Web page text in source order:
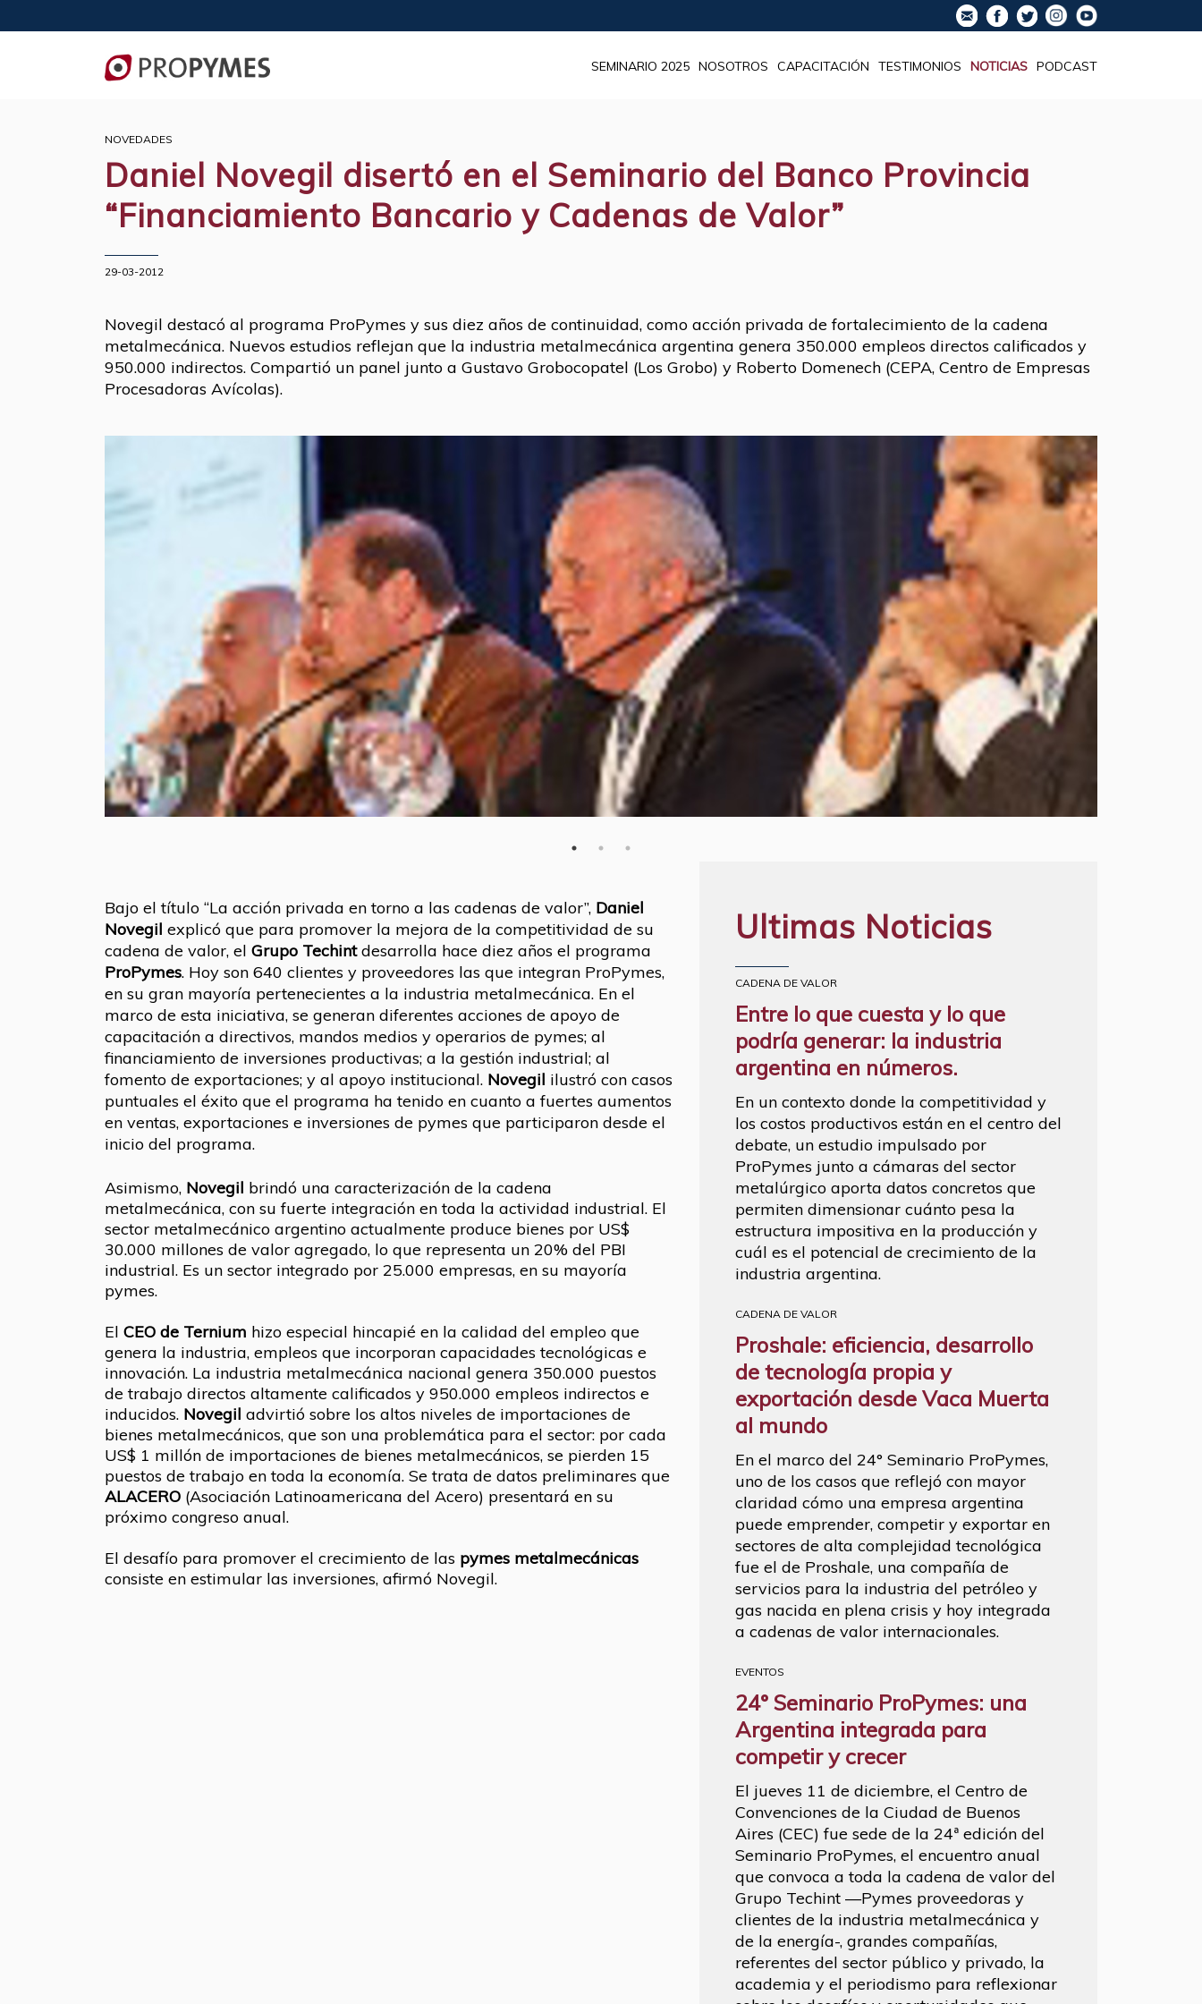
SEMINARIO 2025 NOSOTROS CAPACITACIÓN TESTIMONIOS NOTICIAS PODCAST
NOVEDADES
Daniel Novegil disertó en el Seminario del Banco Provincia
“Financiamiento Bancario y Cadenas de Valor”
29-03-2012
Novegil destacó al programa ProPymes y sus diez años de continuidad, como acción privada de fortalecimiento de la cadena
metalmecánica. Nuevos estudios reflejan que la industria metalmecánica argentina genera 350.000 empleos directos calificados y
950.000 indirectos. Compartió un panel junto a Gustavo Grobocopatel (Los Grobo) y Roberto Domenech (CEPA, Centro de Empresas
Procesadoras Avícolas).
Bajo el título “La acción privada en torno a las cadenas de valor”, Daniel
Novegil explicó que para promover la mejora de la competitividad de su
cadena de valor, el Grupo Techintdesarrolla hace diez años el programa
ProPymes. Hoy son 640 clientes y proveedores las que integran ProPymes,
en su gran mayoría pertenecientes a la industria metalmecánica. En el
marco de esta iniciativa, se generan diferentes acciones de apoyo de
capacitación a directivos, mandos medios y operarios de pymes; al
financiamiento de inversiones productivas; a la gestión industrial; al
fomento de exportaciones; y al apoyo institucional. Novegil ilustró con casos
puntuales el éxito que el programa ha tenido en cuanto a fuertes aumentos
en ventas, exportaciones e inversiones de pymes que participaron desde el
inicio del programa.
Asimismo, Novegil brindó una caracterización de la cadena
metalmecánica, con su fuerte integración en toda la actividad industrial. El
sector metalmecánico argentino actualmente produce bienes por US$
30.000 millones de valor agregado, lo que representa un 20% del PBI
industrial. Es un sector integrado por 25.000 empresas, en su mayoría
pymes.
El CEO de Ternium hizo especial hincapié en la calidad del empleo que
genera la industria, empleos que incorporan capacidades tecnológicas e
innovación. La industria metalmecánica nacional genera 350.000 puestos
de trabajo directos altamente calificados y 950.000 empleos indirectos e
inducidos. Novegil advirtió sobre los altos niveles de importaciones de
bienes metalmecánicos, que son una problemática para el sector: por cada
US$ 1 millón de importaciones de bienes metalmecánicos, se pierden 15
puestos de trabajo en toda la economía. Se trata de datos preliminares que
ALACERO (Asociación Latinoamericana del Acero) presentará en su
próximo congreso anual.
El desafío para promover el crecimiento de las pymes metalmecánicas
consiste en estimular las inversiones, afirmó Novegil.
Ultimas Noticias
CADENA DE VALOR
Entre lo que cuesta y lo que
podría generar: la industria
argentina en números.
En un contexto donde la competitividad y
los costos productivos están en el centro del
debate, un estudio impulsado por
ProPymes junto a cámaras del sector
metalúrgico aporta datos concretos que
permiten dimensionar cuánto pesa la
estructura impositiva en la producción y
cuál es el potencial de crecimiento de la
industria argentina.
CADENA DE VALOR
Proshale: eficiencia, desarrollo
de tecnología propia y
exportación desde Vaca Muerta
al mundo
En el marco del 24° Seminario ProPymes,
uno de los casos que reflejó con mayor
claridad cómo una empresa argentina
puede emprender, competir y exportar en
sectores de alta complejidad tecnológica
fue el de Proshale, una compañía de
servicios para la industria del petróleo y
gas nacida en plena crisis y hoy integrada
a cadenas de valor internacionales.
EVENTOS
24° Seminario ProPymes: una
Argentina integrada para
competir y crecer
El jueves 11 de diciembre, el Centro de
Convenciones de la Ciudad de Buenos
Aires (CEC) fue sede de la 24ª edición del
Seminario ProPymes, el encuentro anual
que convoca a toda la cadena de valor del
Grupo Techint —Pymes proveedoras y
clientes de la industria metalmecánica y
de la energía-, grandes compañías,
referentes del sector público y privado, la
academia y el periodismo para reflexionar